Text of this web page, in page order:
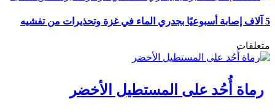
5 آلاف إصابة أسبوعيًا بجدري الماء في غزة وتحذيرات من تفشيه
متعلقات
رماة أُحُد على المستطيل الأخضر